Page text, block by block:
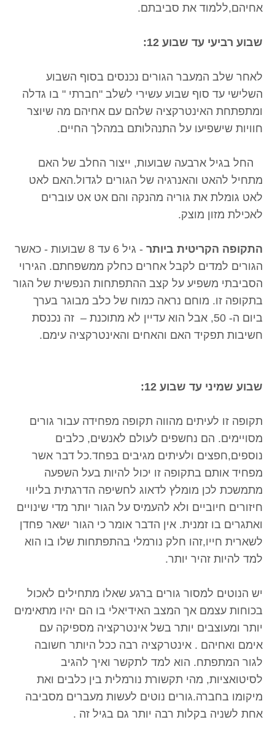
אחיהם,ללמוד את סביבתם.
שבוע רביעי עד שבוע 12:
לאחר שלב המעבר הגורים נכנסים בסוף השבוע
השלישי עד סוף שבוע עשירי לשלב "חברתי " בו גדלה
ומתפתחת האינטרקציה שלהם עם אחיהם מה שיוצר
חוויות שישפיעו על התנהלותם במהלך החיים.
החל בגיל ארבעה שבועות, ייצור החלב של האם
מתחיל להאט והאנרגיה של הגורים לגדול.האם לאט
לאט גומלת את גוריה מהנקה והם אט אט עוברים
לאכילת מזון מוצק.
התקופה הקריטית ביותר
- גיל 6 עד 8 שבועות - כאשר
הגורים למדים לקבל אחרים כחלק ממשפחתם. הגירוי
הסביבתי משפיע על קצב ההתפתחות הנפשית של הגור
בתקופה זו. מוחם נראה כמוח של כלב מבוגר בערך
ביום ה- 50, אבל הוא עדיין לא מתוכנת – זה נכנסת
חשיבות תפקיד האם והאחים והאינטרקציה עימם.
שבוע שמיני עד שבוע 12:
תקופה זו לעיתים מהווה תקופה מפחידה עבור גורים
מסויימים. הם נחשפים לעולם לאנשים, כלבים
נוספים,חפצים ולעיתים מגיבים בפחד.כל דבר אשר
מפחיד אותם בתקופה זו יכול להיות בעל השפעה
מתמשכת לכן מומלץ לדאוג לחשיפה הדרגתית בליווי
חיזורים חיוביים ולא להעמיס על הגור יותר מדי שינויים
ואתגרים בו זמנית. אין הדבר אומר כי הגור ישאר פחדן
לשארית חייו,זהו חלק נורמלי בהתפתחות שלו בו הוא
למד להיות זהיר יותר.
יש הנוטים למסור גורים ברגע שאלו מתחילים לאכול
בכוחות עצמם אך המצב האידיאלי בו הם יהיו מתאימים
יותר ומעוצבים יותר בשל אינטרקציה מספיקה עם
אימם ואחיהם . אינטרקציה רבה ככל היותר חשובה
לגור המתפתח. הוא למד לתקשר ואיך להגיב
לסיטואציות, מהי תקשורת נורמלית בין כלבים ואת
מיקומו בחברה.גורים נוטים לעשות מעברים מסביבה
אחת לשניה בקלות רבה יותר גם בגיל זה .